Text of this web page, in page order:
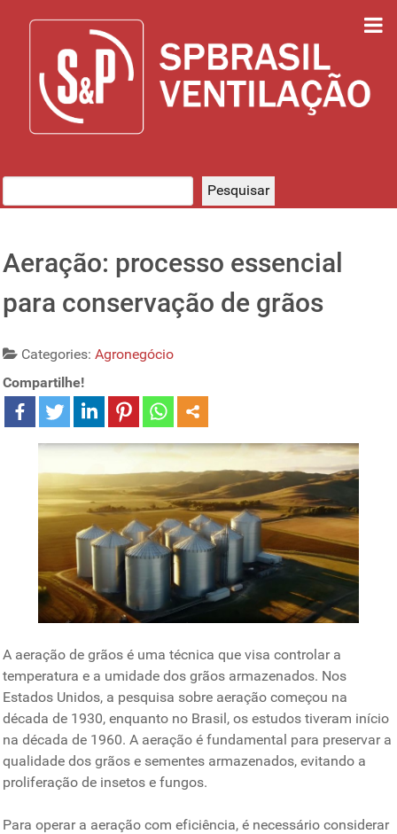
Pesquisar
Pesquisar
Aeração: processo essencial
para conservação de grãos
Categories:Agronegócio
Compartilhe!
A aeração de grãos é uma técnica que visa controlar a
temperatura e a umidade dos grãos armazenados. Nos
Estados Unidos, a pesquisa sobre aeração começou na
década de 1930, enquanto no Brasil, os estudos tiveram início
na década de 1960. A aeração é fundamental para preservar a
qualidade dos grãos e sementes armazenados, evitando a
proliferação de insetos e fungos.
Para operar a aeração com eficiência, é necessário considerar